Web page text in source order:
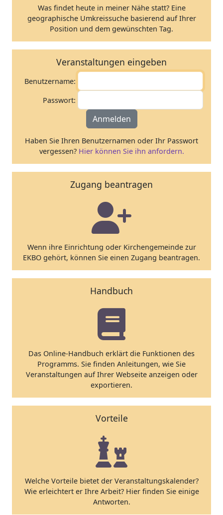
Was findet heute in meiner Nähe statt? Eine
geographische Umkreissuche basierend auf Ihrer
Position und dem gewünschten Tag.
Veranstaltungen eingeben
Benutzername:
Passwort:
Anmelden
Haben Sie Ihren Benutzernamen oder Ihr Passwort
vergessen? Hier können Sie ihn anfordern.
Zugang beantragen
Wenn ihre Einrichtung oder Kirchengemeinde zur
EKBO gehört, können Sie einen Zugang beantragen.
Handbuch
Das Online-Handbuch erklärt die Funktionen des
Programms. Sie finden Anleitungen, wie Sie
Veranstaltungen auf Ihrer Webseite anzeigen oder
exportieren.
Vorteile
Welche Vorteile bietet der Veranstaltungskalender?
Wie erleichtert er Ihre Arbeit? Hier finden Sie einige
Antworten.